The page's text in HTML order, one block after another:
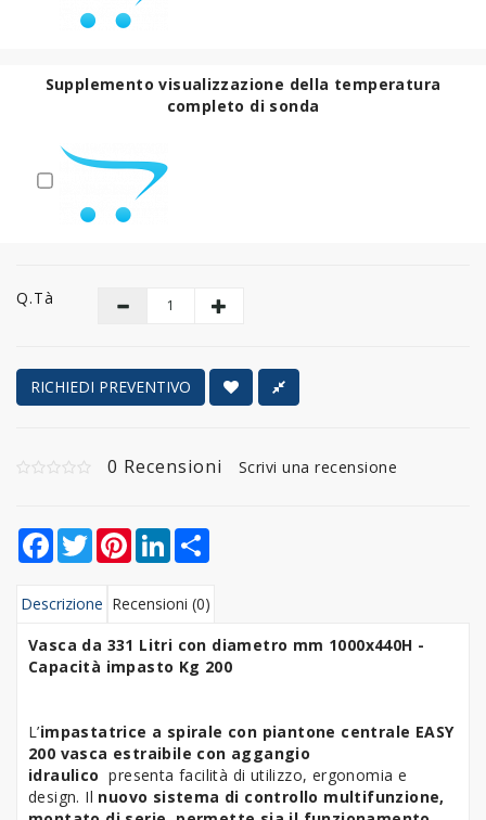
Supplemento visualizzazione della temperatura
completo di sonda
Q.tà
RICHIEDI PREVENTIVO
0 Recensioni Scrivi una recensione
Facebook
TwitterPinterestLinkedIn
Descrizione Recensioni (0)
Vasca da 331 Litri con diametro mm 1000x440H -
Capacità impasto Kg 200
L’impastatrice a spirale con piantone centrale EASY
200 vasca estraibile con aggangio
idraulico presenta facilità di utilizzo, ergonomia e
design. Il nuovo sistema di controllo multifunzione,